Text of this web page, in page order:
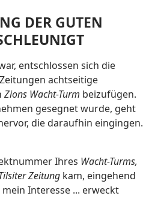
DER GUTEN
entschlossen sich die
achtseitige
Zions Wacht-Turm beizufügen.
gesegnet wurde, geht
die daraufhin eingingen.
Ihres Wacht-Turms,
Zeitung kam, eingehend
Interesse ... erweckt